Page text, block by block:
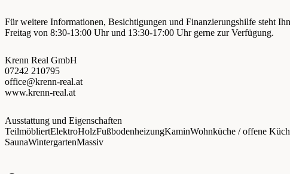
Für weitere Informationen, Besichtigungen und Finanzierungshilfe steht
Freitag von 8:30-13:00 Uhr und 13:30-17:00 Uhr gerne zur Verfügung.
Krenn Real GmbH
07242 210795
office@krenn-real.at
www.krenn-real.at
Ausstattung und Eigenschaften
TeilmöbliertElektroHolzFußbodenheizungKaminWohnküche / offene
SaunaWintergartenMassiv